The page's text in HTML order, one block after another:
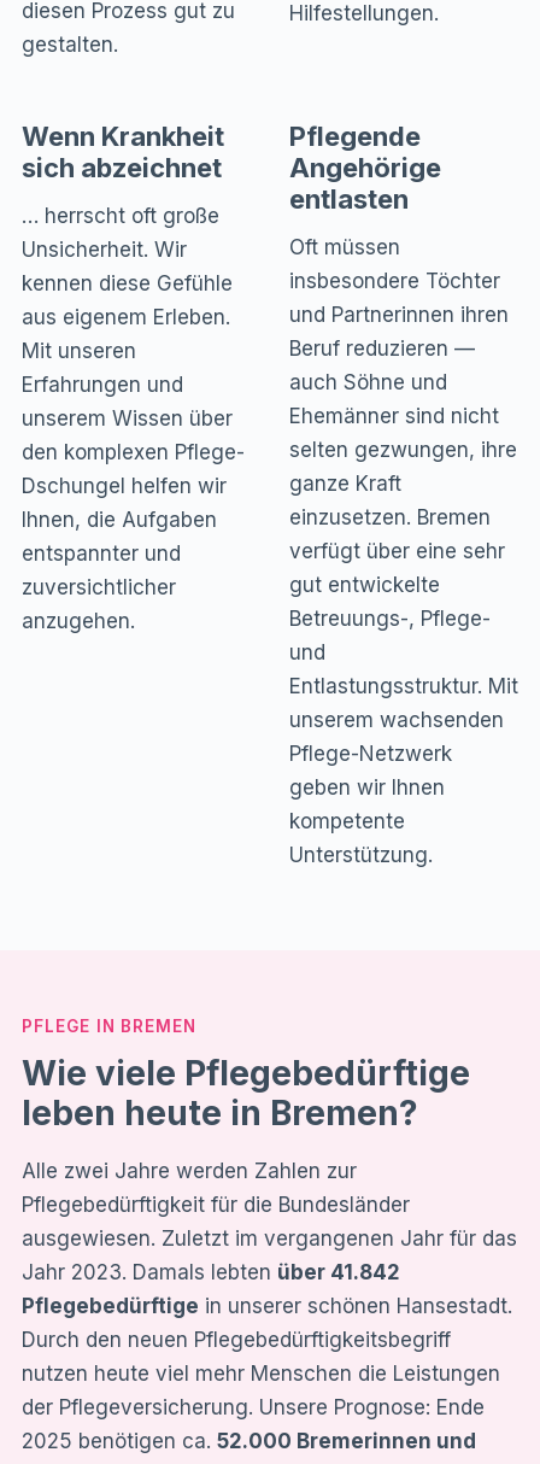
diesen Prozess gut zu
gestalten.
Hilfestellungen.
Wenn Krankheit
sich abzeichnet
… herrscht oft große
Unsicherheit. Wir
kennen diese Gefühle
aus eigenem Erleben.
Mit unseren
Erfahrungen und
unserem Wissen über
den komplexen Pflege-
Dschungel helfen wir
Ihnen, die Aufgaben
entspannter und
zuversichtlicher
anzugehen.
Pflegende
Angehörige
entlasten
Oft müssen
insbesondere Töchter
und Partnerinnen ihren
Beruf reduzieren —
auch Söhne und
Ehemänner sind nicht
selten gezwungen, ihre
ganze Kraft
einzusetzen. Bremen
verfügt über eine sehr
gut entwickelte
Betreuungs-, Pflege-
und
Entlastungsstruktur. Mit
unserem wachsenden
Pflege-Netzwerk
geben wir Ihnen
kompetente
Unterstützung.
PFLEGE IN BREMEN
Wie viele Pflegebedürftige
leben heute in Bremen?
Alle zwei Jahre werden Zahlen zur
Pflegebedürftigkeit für die Bundesländer
ausgewiesen. Zuletzt im vergangenen Jahr für das
Jahr 2023. Damals lebten über 41.842
Pflegebedürftige in unserer schönen Hansestadt.
Durch den neuen Pflegebedürftigkeitsbegriff
nutzen heute viel mehr Menschen die Leistungen
der Pflegeversicherung. Unsere Prognose: Ende
2025 benötigen ca. 52.000 Bremerinnen und